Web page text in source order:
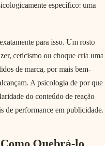
específico: uma
para isso. Um rosto
ceticismo ou choque cria uma
de marca, por mais bem-
A psicologia de por que
do conteúdo de reação
de performance em publicidade.